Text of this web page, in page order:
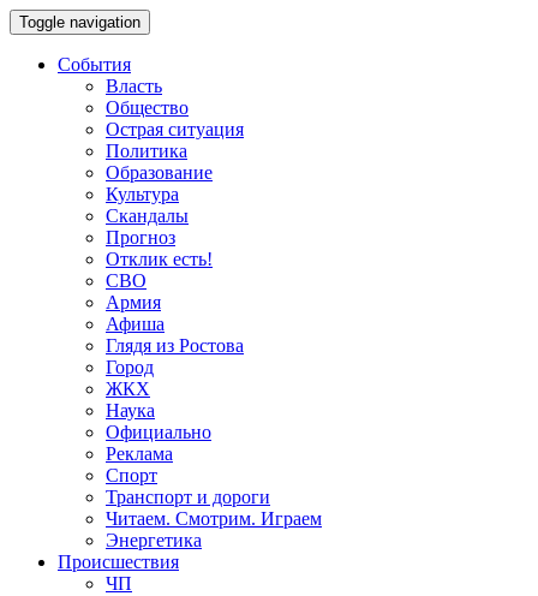
Toggle navigation
События
Власть
Общество
Острая ситуация
Политика
Образование
Культура
Скандалы
Прогноз
Отклик есть!
СВО
Армия
Афиша
Глядя из Ростова
Город
ЖКХ
Наука
Официально
Реклама
Спорт
Транспорт и дороги
Читаем. Смотрим. Играем
Энергетика
Происшествия
ЧП